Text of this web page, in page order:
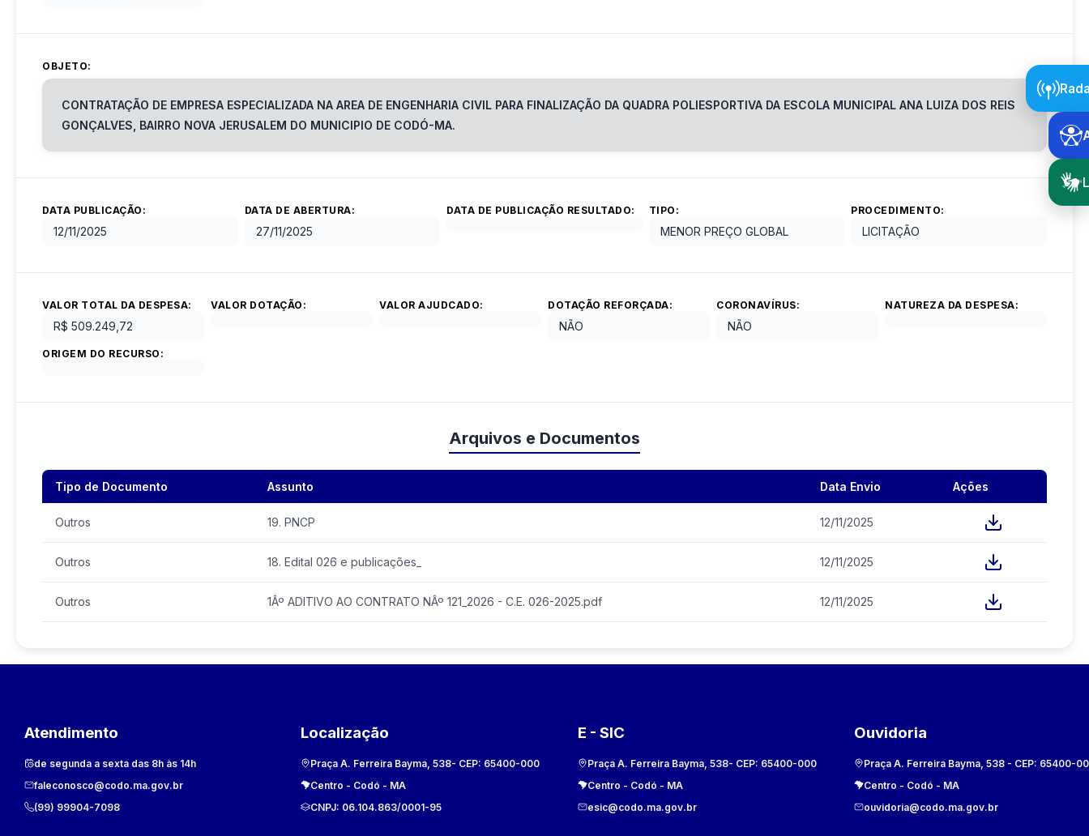
OBJETO:
CONTRATAÇÃO DE EMPRESA ESPECIALIZADA NA AREA DE ENGENHARIA CIVIL PARA FINALIZAÇÃO DA QUADRA POLIESPORTIVA DA ESCOLA MUNICIPAL ANA LUIZA DOS REIS
GONÇALVES, BAIRRO NOVA JERUSALEM DO MUNICIPIO DE CODÓ-MA.
DATA PUBLICAÇÃO:
12/11/2025
DATA DE ABERTURA:
27/11/2025
DATA DE PUBLICAÇÃO RESULTADO: TIPO:
MENOR PREÇO GLOBAL
PROCEDIMENTO:
LICITAÇÃO
VALOR TOTAL DA DESPESA:
R$ 509.249,72
VALOR DOTAÇÃO: VALOR AJUDCADO: DOTAÇÃO REFORÇADA:
NÃO
CORONAVÍRUS:
NÃO
NATUREZA DA DESPESA:
ORIGEM DO RECURSO:
Arquivos e Documentos
Tipo de Documento Assunto Data Envio Ações
Outros 19. PNCP 12/11/2025
Outros 18. Edital 026 e publicações_ 12/11/2025
Outros 1Âº ADITIVO AO CONTRATO NÂº 121_2026 - C.E. 026-2025.pdf 12/11/2025
Atendimento
de segunda a sexta das 8h às 14h
faleconosco@codo.ma.gov.br
(99) 99904-7098
Localização
Praça A. Ferreira Bayma, 538- CEP: 65400-000
Centro - Codó - MA
CNPJ: 06.104.863/0001-95
E - SIC
Praça A. Ferreira Bayma, 538- CEP: 65400-000
Centro - Codó - MA
esic@codo.ma.gov.br
Ouvidoria
Praça A. Ferreira Bayma, 538- CEP: 65400-
Centro - Codó - MA
ouvidoria@codo.ma.gov.br